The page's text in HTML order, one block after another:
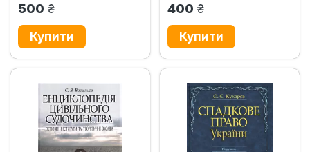
500 грн. 400 грн.